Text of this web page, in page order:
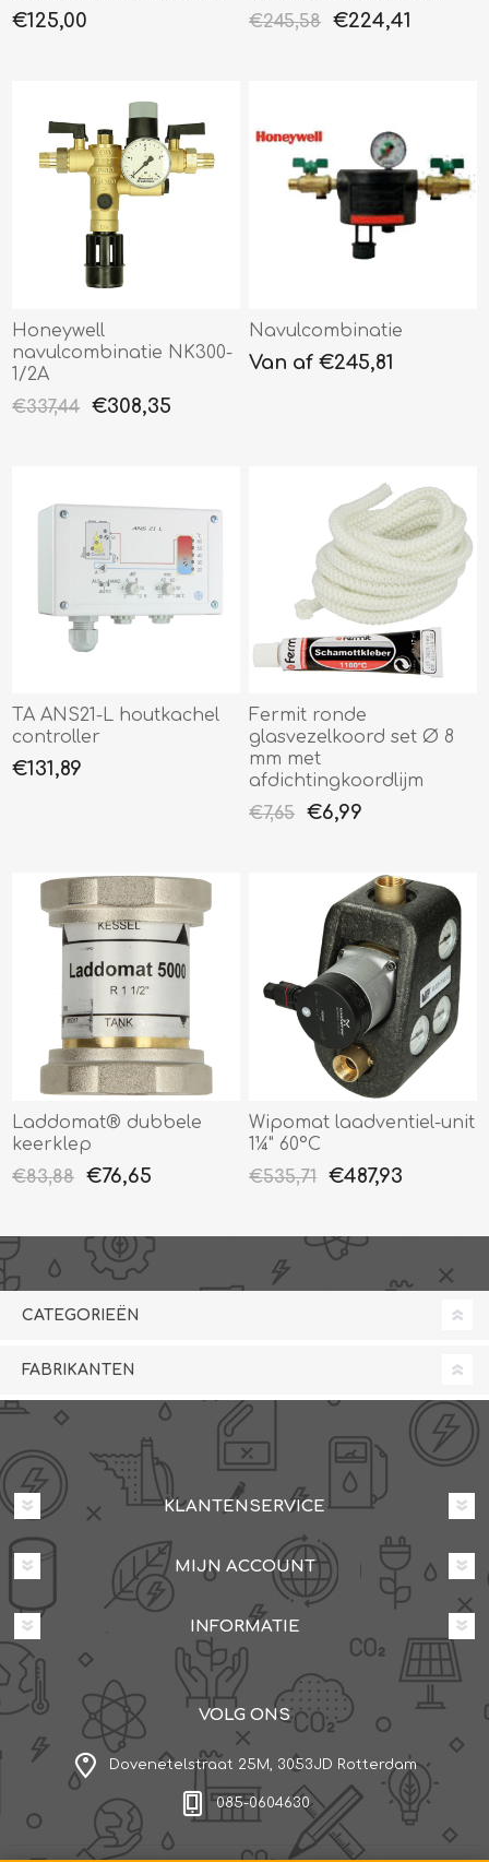
€125,00
€245,58
€224,41
Honeywell
navulcombinatie NK300-
1/2A
€337,44
€308,35
Navulcombinatie
Van af €245,81
TA ANS21-L houtkachel
controller
€131,89
Fermit ronde
glasvezelkoord set Ø 8
mm met
afdichtingkoordlijm
€7,65
€6,99
Laddomat® dubbele
keerklep
€83,88
€76,65
Wipomat laadventiel-unit
1¼" 60°C
€535,71
€487,93
CATEGORIEËN
FABRIKANTEN
KLANTENSERVICE
MIJN ACCOUNT
INFORMATIE
VOLG ONS
Dovenetelstraat 25M, 3053JD Rotterdam
085-0604630